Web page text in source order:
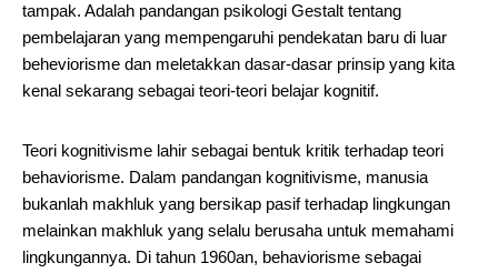
tampak. Adalah pandangan psikologi Gestalt tentang
pembelajaran yang mempengaruhi pendekatan baru di luar
beheviorisme dan meletakkan dasar-dasar prinsip yang kita
kenal sekarang sebagai teori-teori belajar kognitif.
Teori kognitivisme lahir sebagai bentuk kritik terhadap teori
behaviorisme. Dalam pandangan kognitivisme, manusia
bukanlah makhluk yang bersikap pasif terhadap lingkungan
melainkan makhluk yang selalu berusaha untuk memahami
lingkungannya. Di tahun 1960an, behaviorisme sebagai